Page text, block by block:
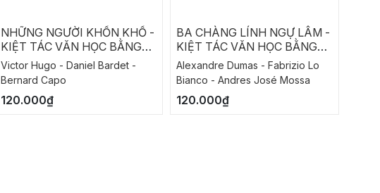
NHỮNG NGƯỜI KHỐN KHỔ -
KIỆT TÁC VĂN HỌC BẰNG
TRANH
Victor Hugo - Daniel Bardet -
Bernard Capo
120.000₫
BA CHÀNG LÍNH NGỰ LÂM -
KIỆT TÁC VĂN HỌC BẰNG
TRANH
Alexandre Dumas - Fabrizio Lo
Bianco - Andres José Mossa
120.000₫